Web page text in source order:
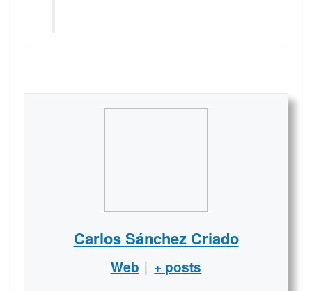
Carlos Sánchez Criado
Web | + posts